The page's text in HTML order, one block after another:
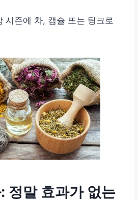
시즌에 차, 캡슐 또는 팅크로
정말 효과가 없는